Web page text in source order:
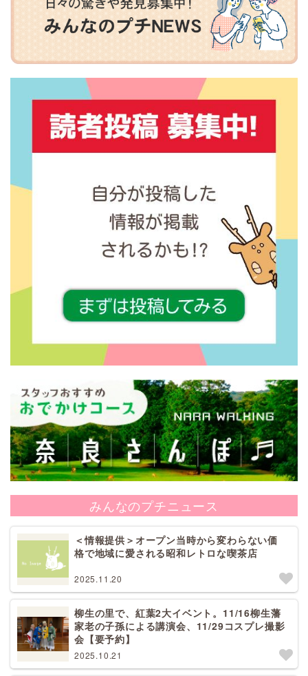
みんなのプチニュース
＜情報提供＞オープン当時から変わらない価
格で地域に愛される昭和レトロな喫茶店
2025.11.20
柳生の里で、紅葉2大イベント。11/16柳生藩
家老の子孫による講演会、11/29コスプレ撮影
会【要予約】
2025.10.21